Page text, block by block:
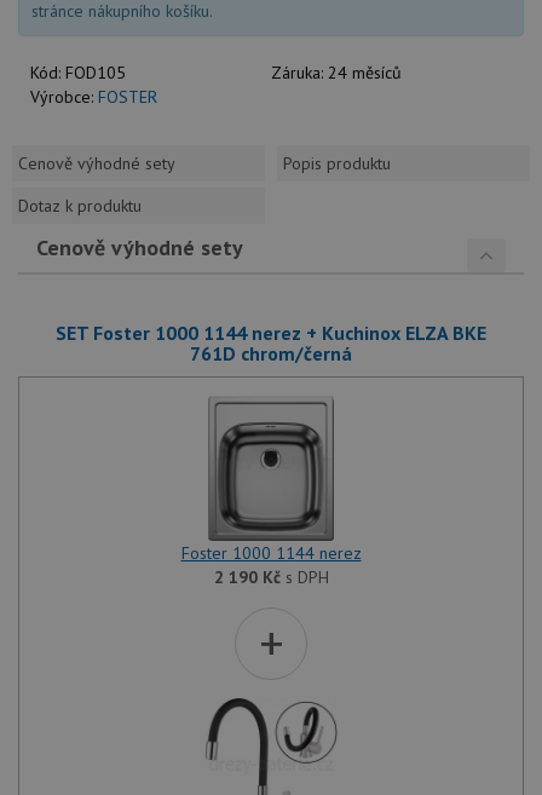
stránce nákupního košíku.
Kód: FOD105 Záruka: 24 měsíců
Výrobce: FOSTER
Cenově výhodné sety
Popis produktu
Dotaz k produktu
Cenově výhodné sety
SET Foster 1000 1144 nerez + Kuchinox ELZA BKE
761D chrom/černá
Foster 1000 1144 nerez
2 190 Kčs DPH
+